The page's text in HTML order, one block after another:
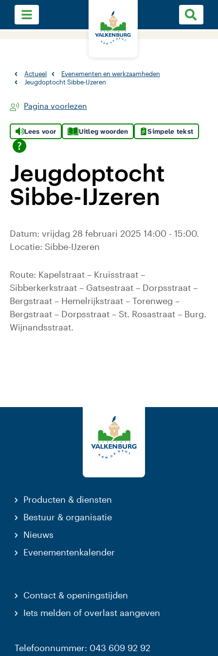
Actueel
Evenementen en werkzaamheden
Jeugdoptocht Sibbe-IJzeren
Pagina voorlezen
Lees voor Uitleg woorden Simpele tekst
Jeugdoptocht
Sibbe-IJzeren
Datum: vrijdag 28 februari 2025 14:00 - 15:00.
Locatie: Sibbe-IJzeren
Route: Kapelstraat – Kruisstraat –
Sibberkerkstraat – Gatsestraat – Dorpsstraat –
Bergstraat – Hemelrijkstraat – Torenweg –
Bergstraat – Dorpsstraat – St. Rosastraat – Burg.
Wijnandsstraat.
Producten & diensten
Bestuur & organisatie
Nieuws
Evenementenkalender
Contact & openingstijden
Iets melden of overlast aangeven
Telefoonnummer: 043 609 92 92